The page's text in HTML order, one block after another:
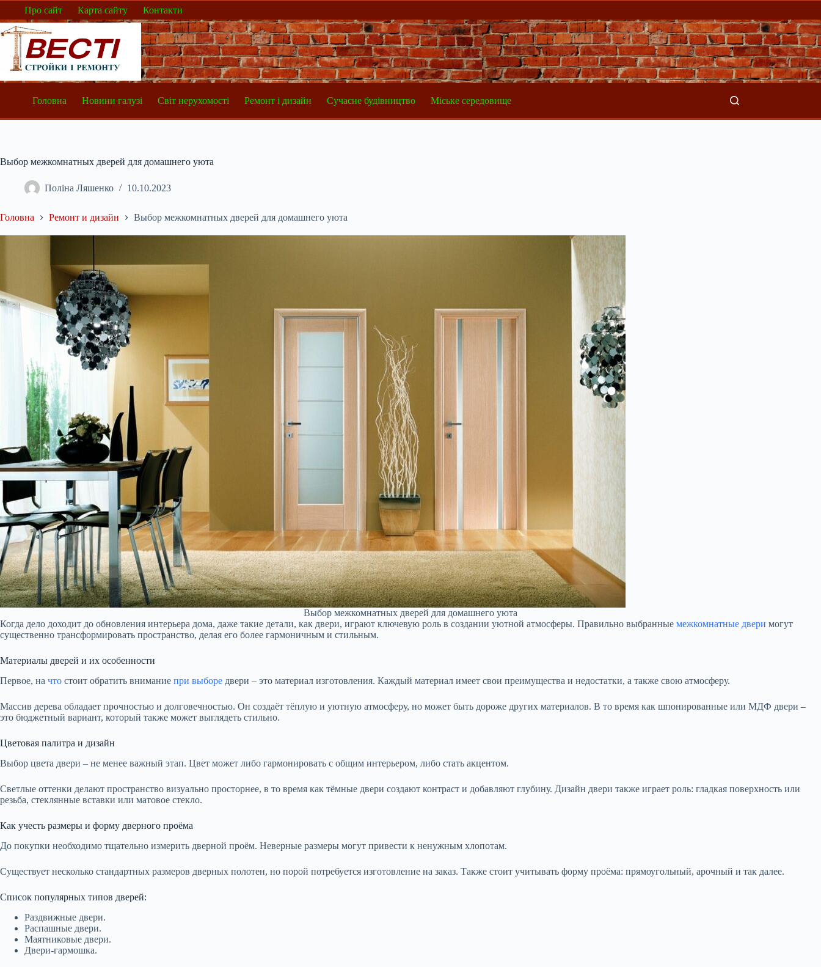
Перейти
вмісту
Про сайт Карта сайту Контакти
Головна Новини галузі Світ нерухомості Ремонт і дизайн Сучасне будівництво Міське середовище
Выбор межкомнатных дверей для домашнего уюта
Поліна Ляшенко 10.10.2023
Головна Ремонт и дизайн Выбор межкомнатных дверей для домашнего уюта
Выбор межкомнатных дверей для домашнего уюта
Когда дело доходит до обновления интерьера дома, даже такие детали, как двери, играют ключевую роль в создании уютной атмосферы. Правильно выбранные межкомнатные двери могут
существенно трансформировать пространство, делая его более гармоничным и стильным.
Материалы дверей и их особенности
Первое, на что стоит обратить внимание при выборе двери – это материал изготовления. Каждый материал имеет свои преимущества и недостатки, а также свою атмосферу.
Массив дерева обладает прочностью и долговечностью. Он создаёт тёплую и уютную атмосферу, но может быть дороже других материалов. В то время как шпонированные или МДФ двери –
это бюджетный вариант, который также может выглядеть стильно.
Цветовая палитра и дизайн
Выбор цвета двери – не менее важный этап. Цвет может либо гармонировать с общим интерьером, либо стать акцентом.
Светлые оттенки делают пространство визуально просторнее, в то время как тёмные двери создают контраст и добавляют глубину. Дизайн двери также играет роль: гладкая поверхность или
резьба, стеклянные вставки или матовое стекло.
Как учесть размеры и форму дверного проёма
До покупки необходимо тщательно измерить дверной проём. Неверные размеры могут привести к ненужным хлопотам.
Существует несколько стандартных размеров дверных полотен, но порой потребуется изготовление на заказ. Также стоит учитывать форму проёма: прямоугольный, арочный и так далее.
Список популярных типов дверей:
Раздвижные двери.
Распашные двери.
Маятниковые двери.
Двери-гармошка.